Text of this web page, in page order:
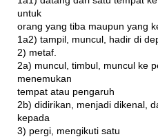
untuk
orang yang tiba maupun yang
1a2) tampil, muncul, hadir di
2) metaf.
2a) muncul, timbul, muncul ke
menemukan
tempat atau pengaruh
2b) didirikan, menjadi dikenal,
kepada
3) pergi, mengikuti satu